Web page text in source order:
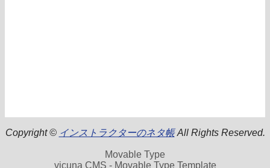
Copyright © インストラクターのネタ帳All Rights Reserved.
Movable Type
vicuna CMS - Movable Type Template